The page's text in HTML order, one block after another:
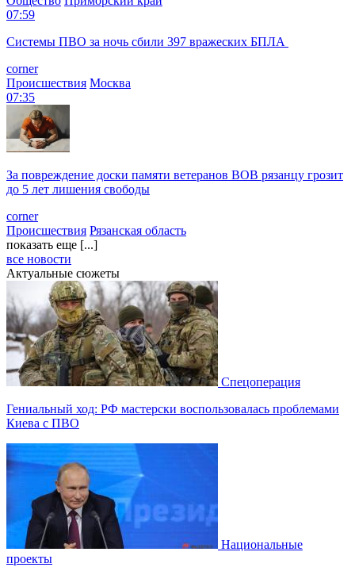
07:59
Системы ПВО за ночь сбили 397 вражеских БПЛА
corner
Происшествия Москва
07:35
За повреждение доски памяти ветеранов ВОВ рязанцу грозит
до 5 лет лишения свободы
corner
Происшествия Рязанская область
показать еще [...]
все новости
Актуальные сюжеты
Спецоперация
Гениальный ход: РФ мастерски воспользовалась проблемами
Киева с ПВО
Национальные
проекты